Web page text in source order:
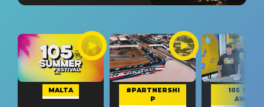
MALTA
#PARTNERSHI
P
105 TAKE
AWAY